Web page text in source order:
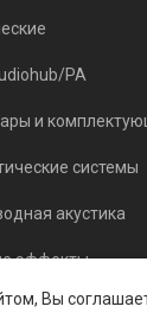
PA
и
системы
акустика
эффекты
Вы